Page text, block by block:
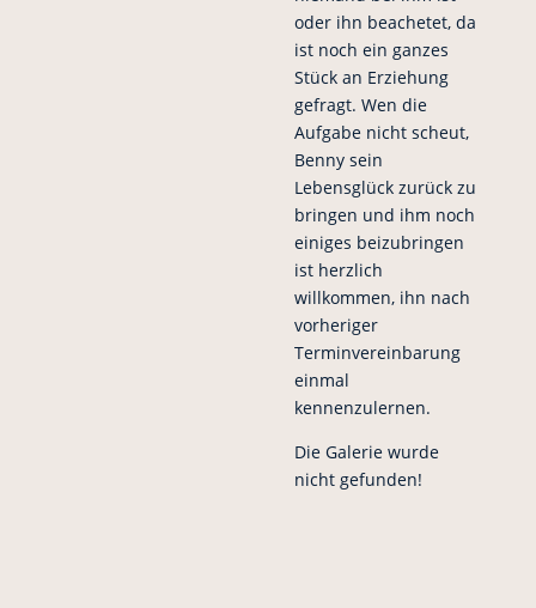
oder ihn beachetet, da
ist noch ein ganzes
Stück an Erziehung
gefragt. Wen die
Aufgabe nicht scheut,
Benny sein
Lebensglück zurück zu
bringen und ihm noch
einiges beizubringen
ist herzlich
willkommen, ihn nach
vorheriger
Terminvereinbarung
einmal
kennenzulernen.
Die Galerie wurde
nicht gefunden!